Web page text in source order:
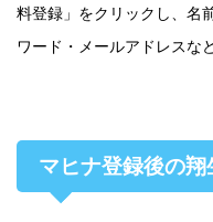
料登録」をクリックし、名
ワード・メールアドレスな
マヒナ登録後の